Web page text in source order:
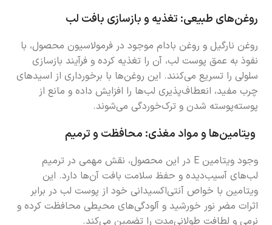
روغن‌های طبیعی: تغذیه و بازسازی بافت لب
روغن نارگیل و روغن بادام موجود در فرمولاسیون محصول، با
نفوذ به عمق پوست لب، آن را تغذیه کرده و فرآیند بازسازی
سلولی را تسریع می‌کنند. این روغن‌ها با برخورداری از اسیدهای
چرب مفید، انعطاف‌پذیری لب‌ها را افزایش داده و مانع از
پوسته‌پوسته شدن و ترک‌خوردگی می‌شوند.
ویتامین‌ها و مواد مغذی: محافظت و ترمیم
وجود ویتامین E در این محصول، نقش مهمی در ترمیم
لب‌های آسیب‌دیده و حفظ سلامت بافت آن‌ها دارد. این
ویتامین با خواص آنتی‌اکسیدانی خود از پوست لب در برابر
اثرات مضر نور خورشید و آلودگی‌های محیطی محافظت کرده و
نرمی و لطافت طولانی‌مدت را تضمین می‌کند.